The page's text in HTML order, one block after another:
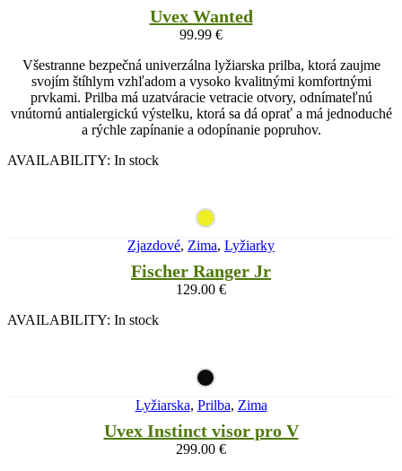
Uvex Wanted
99.99 €
Všestranne bezpečná univerzálna lyžiarska prilba, ktorá zaujme
svojím štíhlym vzhľadom a vysoko kvalitnými komfortnými
prvkami. Prilba má uzatváracie vetracie otvory, odnímateľnú
vnútornú antialergickú výstelku, ktorá sa dá oprať a má jednoduché
a rýchle zapínanie a odopínanie popruhov.
AVAILABILITY: In stock
Zjazdové, Zima, Lyžiarky
Fischer Ranger Jr
129.00 €
AVAILABILITY: In stock
Lyžiarska, Prilba, Zima
Uvex Instinct visor pro V
299.00 €